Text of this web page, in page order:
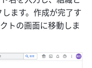
ます。作成が完了す
トの画面に移動しま